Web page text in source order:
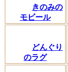
きのみの
モビール
どんぐり
のラグ